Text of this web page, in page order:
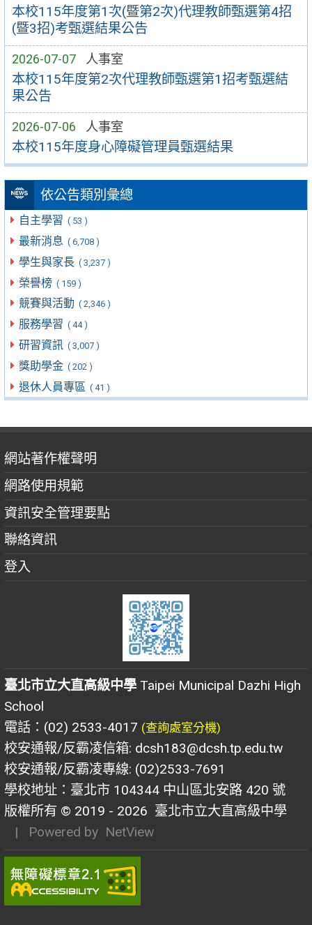
本校115年度第1次(暨第2次)代理教師甄選第4招
(暨3招)考甄選結果公告
2026-07-07 人事室
本校115年度第2次代理教師甄選第1招考甄選結
果公告
2026-07-06 人事室
本校115年度身心障礙管理員甄選結果
依公告類別彙總
自主學習 ( 53 )
最新消息 ( 6,708 )
學生與家長 ( 3,237 )
榮譽榜 ( 159 )
競賽與活動 ( 2,346 )
服務學習 ( 44 )
研習資訊 ( 3,007 )
獎助學金 ( 202 )
退休人員專區 ( 41 )
網站著作權聲明
網路使用規範
資訊安全管理要點
聯絡資訊
登入
臺北市立大直高級中學 Taipei Municipal Dazhi High
School
電話：(02) 2533-4017 (查詢處室分機)
校安通報/反霸凌信箱: dcsh183@dcsh.tp.edu.tw
校安通報/反霸凌專線: (02)2533-7691
學校地址：臺北市 104344 中山區北安路 420 號
版權所有 © 2019 - 2026 臺北市立大直高級中學
| Powered by NetView